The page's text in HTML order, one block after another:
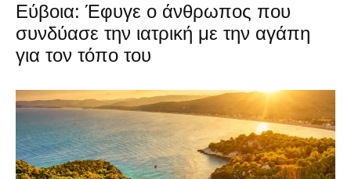
Εύβοια: Έφυγε ο άνθρωπος που
συνδύασε την ιατρική με την αγάπη
για τον τόπο του